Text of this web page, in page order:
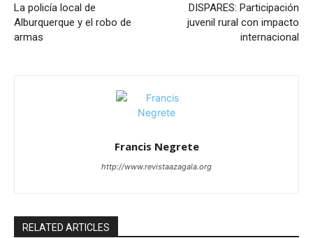
La policía local de
Alburquerque y el robo de
armas
DISPARES: Participación
juvenil rural con impacto
internacional
Francis Negrete
http://www.revistaazagala.org
RELATED ARTICLES